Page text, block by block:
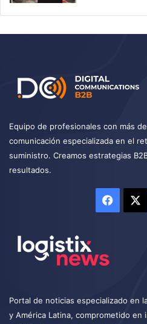
Equipo de profesionales con más
comunicación especializada en el
suministro. Creamos estrategias
resultados.
Portal de noticias especializado en
y América Latina, comprometido en